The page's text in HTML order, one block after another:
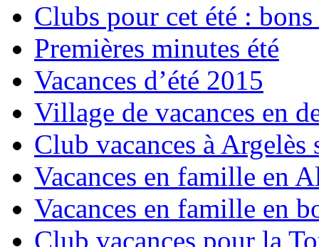
Clubs pour cet été :
Premières minutes été
Vacances d’été 2015
Village de vacances en
Club vacances à Argelès
Vacances en famille en
Vacances en famille en
Club vacances pour la